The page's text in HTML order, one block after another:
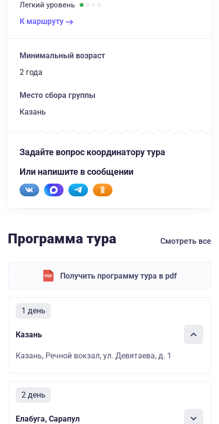
Легкий уровень
К маршруту
Минимальный возраст
2 года
Место сбора группы
Казань
Задайте вопрос координатору тура
Или напишите в сообщении
Программа тура Смотреть все
Получить программу тура в pdf
1 день
Казань
Казань, Речной вокзал, ул. Девятаева, д. 1
2 день
Елабуга, Сарапул